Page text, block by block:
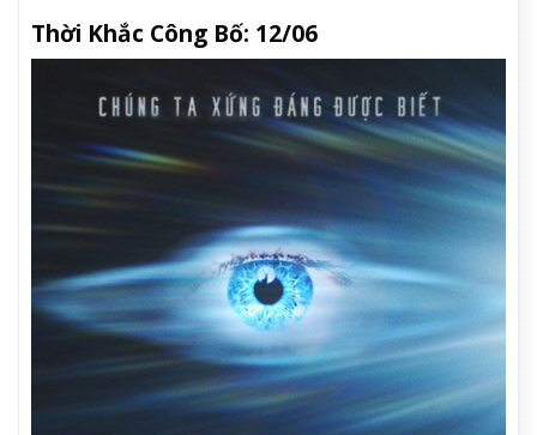
Thời Khắc Công Bố: 12/06